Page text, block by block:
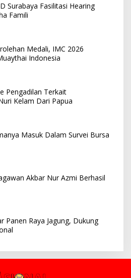
Surabaya Fasilitasi Hearing
Famili
Medali, IMC 2026
Indonesia
Pengadilan Terkait
Kelam Dari Papua
Masuk Dalam Survei Bursa
Akbar Nur Azmi Berhasil
Panen Raya Jagung, Dukung